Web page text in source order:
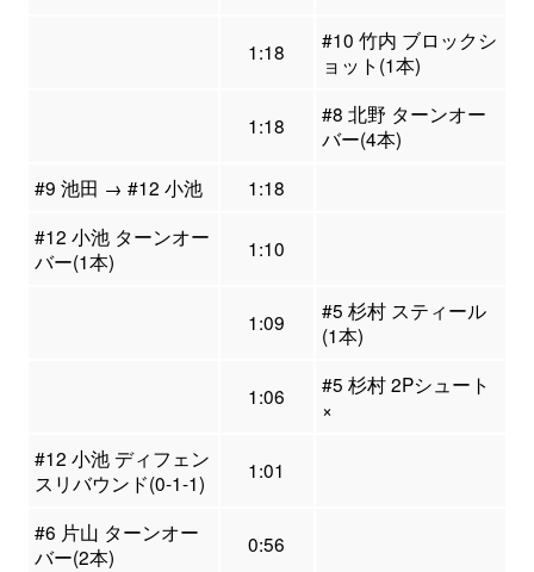
1:18
#10 竹内 ブロックシ
ョット(1本)
1:18
#8 北野 ターンオー
バー(4本)
#9 池田 → #12 小池
1:18
#12 小池 ターンオー
バー(1本)
1:10
1:09
#5 杉村 スティール
(1本)
1:06
#5 杉村 2Pシュート
×
#12 小池 ディフェン
スリバウンド(0-1-1)
1:01
#6 片山 ターンオー
バー(2本)
0:56